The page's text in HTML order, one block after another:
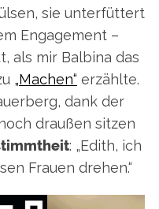
sie unterfüttert
Engagement –
als mir Balbina das
„Machen“ erzählte.
dank der
draußen sitzen
: „Edith, ich
Frauen drehen.“